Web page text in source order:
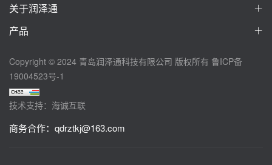
关于润泽通
产品
Copyright © 2024 青岛润泽通科技有限公司 版权所有 鲁ICP备
19004523号-1
技术支持：海诚互联
商务合作： qdrztkj@163.com